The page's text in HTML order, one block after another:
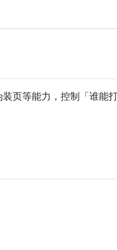
页等能力，控制「谁能